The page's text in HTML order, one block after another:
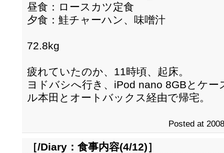
昼食：ロースカツ定食
夕食：鮭チャーハン、味噌汁
72.8kg
疲れていたのか、11時頃、起床。
ヨドバシへ行き、iPod nano 8GBとケ
ル本田とオートバックス経由で帰宅。
Posted at
［/Diary： 食事内容(4/12)］